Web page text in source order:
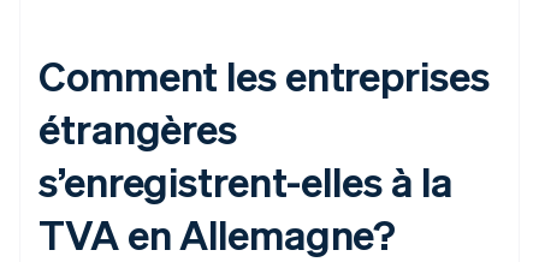
Comment les entreprises
étrangères
s’enregistrent-elles à la
TVA en Allemagne?